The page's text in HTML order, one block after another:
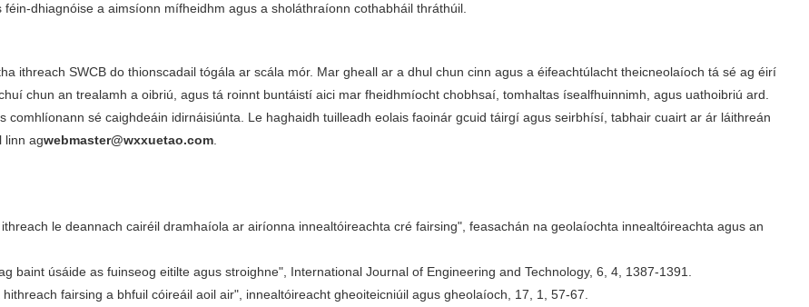
dhiagnóise a aimsíonn mífheidhm agus a sholáthraíonn cothabháil thráthúil.
ithreach SWCB do thionscadail tógála ar scála mór. Mar gheall ar a dhul chun cinn agus a éifeachtúlacht theicneolaíoch tá sé ag éirí
chun an trealamh a oibriú, agus tá roinnt buntáistí aici mar fheidhmíocht chobhsaí, tomhaltas ísealfhuinnimh, agus uathoibriú ard.
sé caighdeáin idirnáisiúnta. Le haghaidh tuilleadh eolais faoinár gcuid táirgí agus seirbhísí, tabhair cuairt ar ár láithreán
linn agwebmaster@wxxuetao.com
le deannach cairéil dramhaíola ar airíonna innealtóireachta cré fairsing", feasachán na geolaíochta innealtóireachta agus an
baint úsáide as fuinseog eitilte agus stroighne", International Journal of Engineering and Technology, 6, 4, 1387-1391.
fairsing a bhfuil cóireáil aoil air", innealtóireacht gheoiteicniúil agus gheolaíoch, 17, 1, 57-67.